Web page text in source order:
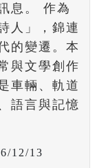
息。 作為
人」，錦連
的變遷。本
與文學創作
車輛、軌道
語言與記憶
12/13